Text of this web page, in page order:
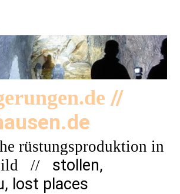
//
rüstungsproduktion in
// stollen,
lost places